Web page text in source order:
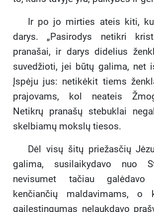
Ir po jo mirties ateis kiti,
darys. „Pasirodys netikri
pranašai, ir darys didelius
suvedžioti, jei būtų galima, net
Įspėju jus: netikėkit tiems
prajovams, kol neateis
Netikrų pranašų stebuklai
skelbiamų mokslų tiesos.
Dėl visų šitų priežasčių
galima, susilaikydavo nuo
nevisumet tačiau galėdavo
kenčiančių maldavimams,
gailestingumas nelaukdavo